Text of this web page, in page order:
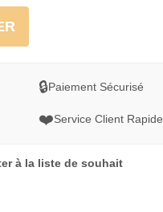
🔒Paiement Sécurisé
❤️Service Client Rapide
à la liste de souhait